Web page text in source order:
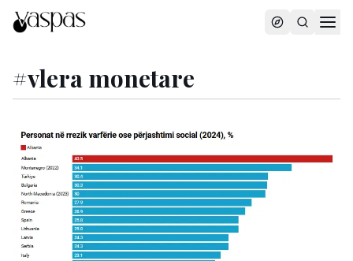
#vlera monetare